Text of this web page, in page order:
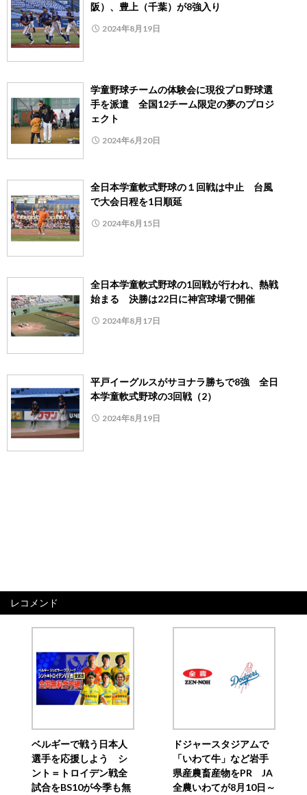
阪）、豊上（千葉）が8強入り
2024年8月19日
学童野球チームの体験会に現役プロ野球選
手を派遣 全国12チーム限定の夢のプロジ
ェクト
2024年6月20日
全日本学童軟式野球の１回戦は中止 台風
で大会日程を1日順延
2024年8月15日
全日本学童軟式野球の1回戦が行われ、熱戦
始まる 決勝は22日に神宮球場で開催
2024年8月17日
平戸イーグルスがサヨナラ勝ちで8強 全日
本学童軟式野球の3回戦（2）
2024年8月19日
レコメンド
ベルギーで戦う日本人
選手を応援しよう シ
ント＝トロイデン戦全
試合をBS10が今季も無
ドジャースタジアムで
「いわて牛」など岩手
県産農畜産物をPR JA
全農いわてが8月10日～